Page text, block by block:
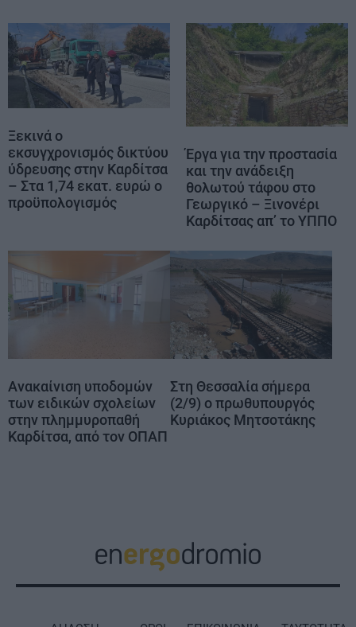
Ξεκινά ο
εκσυγχρονισμός δικτύου
ύδρευσης στην Καρδίτσα
– Στα 1,74 εκατ. ευρώ ο
προϋπολογισμός
Έργα για την προστασία
και την ανάδειξη
θολωτού τάφου στο
Γεωργικό – Ξινονέρι
Καρδίτσας απ’ το ΥΠΠΟ
Ανακαίνιση υποδομών
των ειδικών σχολείων
στην πλημμυροπαθή
Καρδίτσα, από τον ΟΠΑΠ
Στη Θεσσαλία σήμερα
(2/9) ο πρωθυπουργός
Κυριάκος Μητσοτάκης